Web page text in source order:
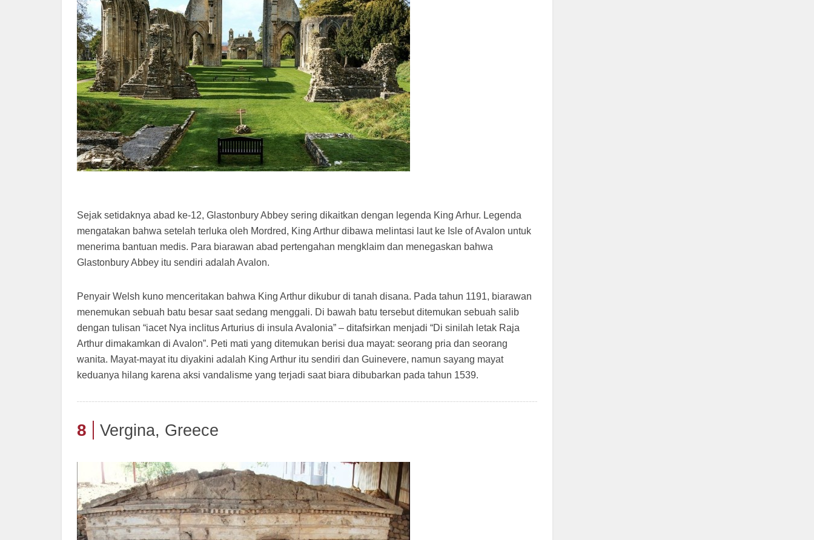
Sejak setidaknya abad ke-12, Glastonbury Abbey sering dikaitkan dengan legenda King Arhur. Legenda
mengatakan bahwa setelah terluka oleh Mordred, King Arthur dibawa melintasi laut ke Isle of Avalon untuk
menerima bantuan medis. Para biarawan abad pertengahan mengklaim dan menegaskan bahwa
Glastonbury Abbey itu sendiri adalah Avalon.
Penyair Welsh kuno menceritakan bahwa King Arthur dikubur di tanah disana. Pada tahun 1191, biarawan
menemukan sebuah batu besar saat sedang menggali. Di bawah batu tersebut ditemukan sebuah salib
dengan tulisan “iacet Nya inclitus Arturius di insula Avalonia” – ditafsirkan menjadi “Di sinilah letak Raja
Arthur dimakamkan di Avalon”. Peti mati yang ditemukan berisi dua mayat: seorang pria dan seorang
wanita. Mayat-mayat itu diyakini adalah King Arthur itu sendiri dan Guinevere, namun sayang mayat
keduanya hilang karena aksi vandalisme yang terjadi saat biara dibubarkan pada tahun 1539.
8 Vergina, Greece